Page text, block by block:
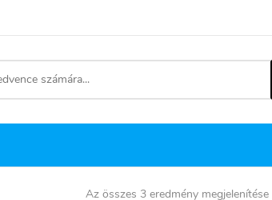
Az összes 3 eredmény megjelenítése